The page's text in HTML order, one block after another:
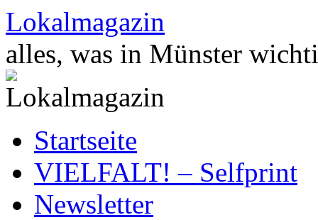
Zum
Inhalt
springen
Lokalmagazin
alles, was in Münster
Startseite
VIELFALT! – Selfprint
Newsletter